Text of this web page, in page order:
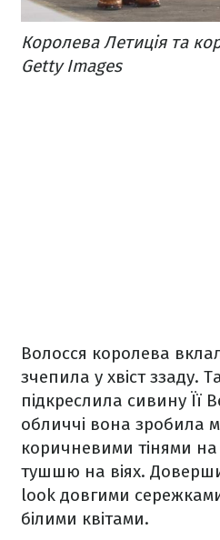
Королева Летиція та
Getty Images
Волосся королева
зчепила у хвіст ззаду.
підкреслила сивину Її
обличчі вона зробила
коричневими тінями на
тушшю на віях.
look довгими
білими квітами.